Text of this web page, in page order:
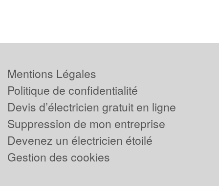
Mentions Légales
Politique de confidentialité
Devis d’électricien gratuit en ligne
Suppression de mon entreprise
Devenez un électricien étoilé
Gestion des cookies